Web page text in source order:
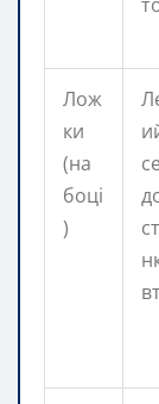
Лож
ки
(на
боці
)